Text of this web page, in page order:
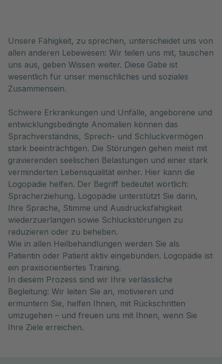
Unsere Fähigkeit, zu sprechen, unterscheidet uns von
allen anderen Lebewesen: Wir teilen uns mit, tauschen
uns aus, geben Wissen weiter. Diese Gabe ist
wesentlich für unser menschliches und soziales
Zusammensein.
Schwere Erkrankungen und Unfälle, angeborene und
entwicklungsbedingte Anomalien können das
Sprachverständnis, Sprech- und Schluckvermögen
stark beeinträchtigen. Die Störungen gehen meist mit
gravierenden seelischen Belastungen und einer stark
verminderten Lebensqualität einher. Hier kann die
Logopädie helfen. Der Begriff bedeutet wörtlich:
Spracherziehung. Logopädie unterstützt Sie darin,
Ihre Sprache, Stimme und Ausdrucksfähigkeit
wiederzuerlangen sowie Schluckstörungen zu
reduzieren oder zu beheben.
Wie in allen Heilbehandlungen werden Sie als
Patientin oder Patient aktiv eingebunden. Logopädie ist
ein praxisorientiertes Training.
In diesem Prozess sind wir Ihre verlässliche
Begleitung: Wir leiten Sie an, motivieren und
ermuntern Sie, helfen Ihnen, mit Rückschritten
umzugehen – und freuen uns mit Ihnen, wenn Sie
Ihre Ziele erreichen.